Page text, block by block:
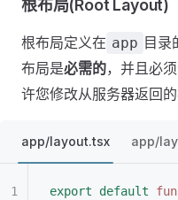
根布局(Root Layout)
根布局定义在 app 目录
布局是必需的，并且必
许您修改从服务器返回的
app/layout.tsx app/
export default